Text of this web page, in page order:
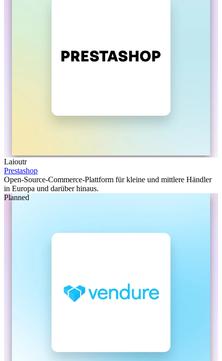
Laioutr
Prestashop
Open-Source-Commerce-Plattform für kleine und mittlere Händler
in Europa und darüber hinaus.
Planned